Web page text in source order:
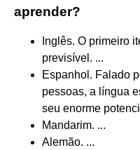
aprender?
Inglês. O primeiro
previsível. ...
Espanhol. Falado
pessoas, a língua
seu enorme
Mandarim. ...
Alemão. ...